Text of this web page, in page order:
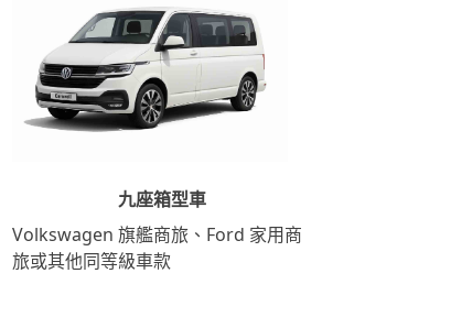
九座箱型車
Volkswagen 旗艦商旅、Ford 家用商
旅或其他同等級車款